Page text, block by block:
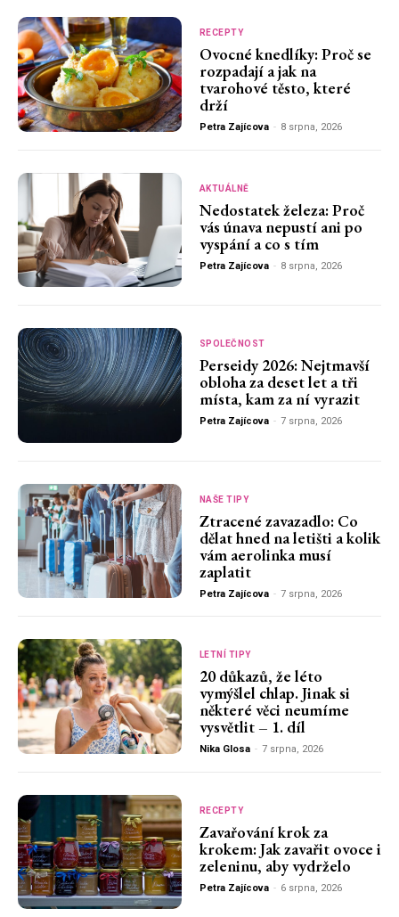
RECEPTY
Ovocné knedlíky: Proč se
rozpadají a jak na
tvarohové těsto, které
drží
Petra Zajícova - 8 srpna, 2026
AKTUÁLNĚ
Nedostatek železa: Proč
vás únava nepustí ani po
vyspání a co s tím
Petra Zajícova - 8 srpna, 2026
SPOLEČNOST
Perseidy 2026: Nejtmavší
obloha za deset let a tři
místa, kam za ní vyrazit
Petra Zajícova - 7 srpna, 2026
NAŠE TIPY
Ztracené zavazadlo: Co
dělat hned na letišti a kolik
vám aerolinka musí
zaplatit
Petra Zajícova - 7 srpna, 2026
LETNÍ TIPY
20 důkazů, že léto
vymýšlel chlap. Jinak si
některé věci neumíme
vysvětlit – 1. díl
Nika Glosa - 7 srpna, 2026
RECEPTY
Zavařování krok za
krokem: Jak zavařit ovoce i
zeleninu, aby vydrželo
Petra Zajícova - 6 srpna, 2026